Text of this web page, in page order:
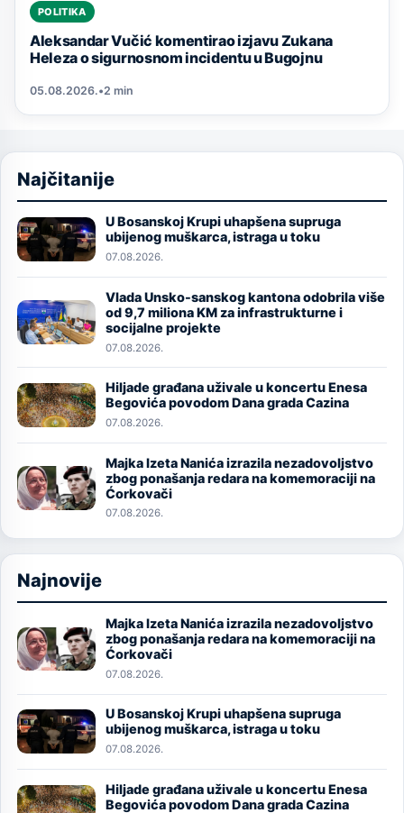
POLITIKA
Aleksandar Vučić komentirao izjavu Zukana
Heleza o sigurnosnom incidentu u Bugojnu
05.08.2026.•2 min
Najčitanije
Image
U Bosanskoj Krupi uhapšena supruga
ubijenog muškarca, istraga u toku
07.08.2026.
Image
Vlada Unsko-sanskog kantona odobrila više
od 9,7 miliona KM za infrastrukturne i
socijalne projekte
07.08.2026.
Image
Hiljade građana uživale u koncertu Enesa
Begovića povodom Dana grada Cazina
07.08.2026.
Image
Majka Izeta Nanića izrazila nezadovoljstvo
zbog ponašanja redara na komemoraciji na
Ćorkovači
07.08.2026.
Najnovije
Image
Majka Izeta Nanića izrazila nezadovoljstvo
zbog ponašanja redara na komemoraciji na
Ćorkovači
07.08.2026.
Image
U Bosanskoj Krupi uhapšena supruga
ubijenog muškarca, istraga u toku
07.08.2026.
Image
Hiljade građana uživale u koncertu Enesa
Begovića povodom Dana grada Cazina